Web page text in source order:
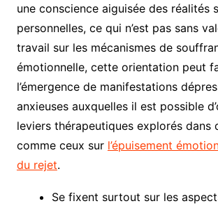
une conscience aiguisée des réalités
personnelles, ce qui n’est pas sans
travail sur les mécanismes de
émotionnelle, cette orientation peut
l’émergence de manifestations
anxieuses auxquelles il est possible
leviers thérapeutiques explorés dans
comme ceux sur l’épuisement
du rejet.
Se fixent surtout sur les